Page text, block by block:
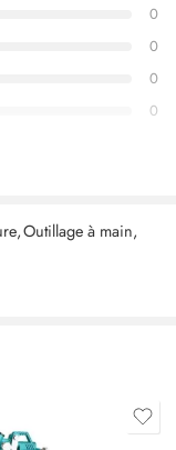
0
0
0
0
truelle
,Outillage à main,